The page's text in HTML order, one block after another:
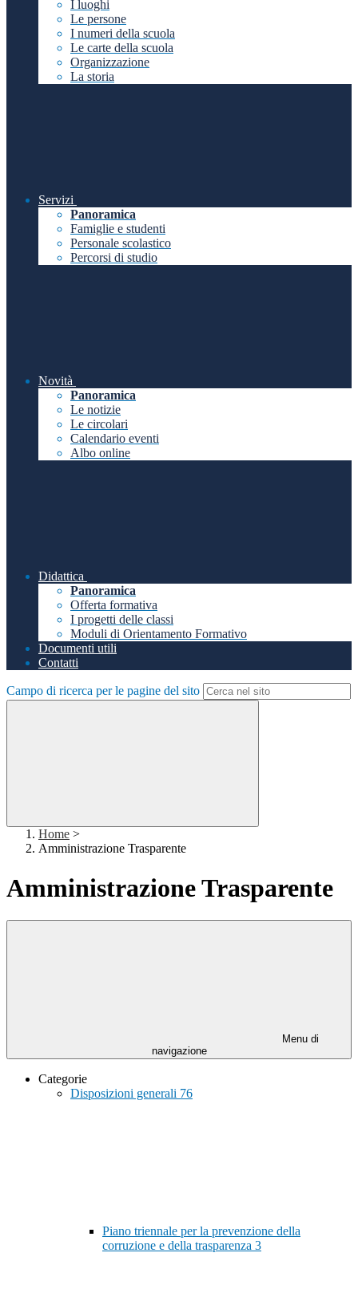
I luoghi
Le persone
I numeri della scuola
Le carte della scuola
Organizzazione
La storia
Servizi
Panoramica
Famiglie e studenti
Personale scolastico
Percorsi di studio
Novità
Panoramica
Le notizie
Le circolari
Calendario eventi
Albo online
Didattica
Panoramica
Offerta formativa
I progetti delle classi
Moduli di Orientamento Formativo
Documenti utili
Contatti
Campo di ricerca per le pagine del sito
Home >
Amministrazione Trasparente
Amministrazione Trasparente
Menu di
navigazione
Categorie
Disposizioni generali 76
Piano triennale per la prevenzione della
corruzione e della trasparenza 3